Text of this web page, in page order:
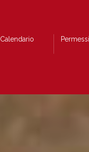
Calendario